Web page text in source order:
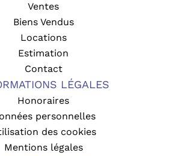
Ventes
Biens Vendus
Locations
Estimation
Contact
LÉGALES
Honoraires
personnelles
des cookies
Mentions légales